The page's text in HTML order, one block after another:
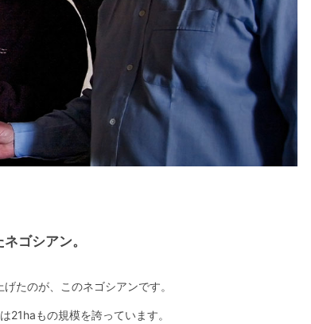
ゴシアン。
たのが、このネゴシアンです。
21haもの規模を誇っています。